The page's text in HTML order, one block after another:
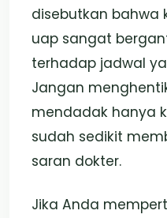
disebutkan bahwa
uap sangat
terhadap jadwal
Jangan
mendadak hanya
sudah sedikit
saran dokter.
Jika Anda